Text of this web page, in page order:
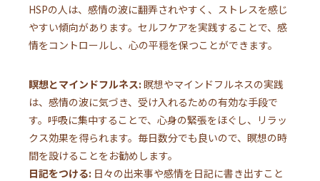
HSPの人は、感情の波に翻弄されやすく、ストレスを感じ
やすい傾向があります。セルフケアを実践することで、感
情をコントロールし、心の平穏を保つことができます。
瞑想とマインドフルネス: 瞑想やマインドフルネスの実践
は、感情の波に気づき、受け入れるための有効な手段で
す。呼吸に集中することで、心身の緊張をほぐし、リラッ
クス効果を得られます。毎日数分でも良いので、瞑想の時
間を設けることをお勧めします。
日記をつける: 日々の出来事や感情を日記に書き出すこと